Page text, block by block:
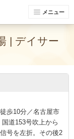
メニュー
| デイサー
歩10分／名古屋市
道153号吹上から
号を左折。その後2